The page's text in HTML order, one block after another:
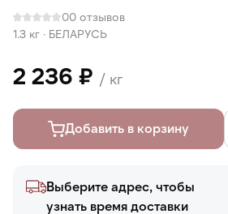
00 отзывов
1.3 кг · БЕЛАРУСЬ
2 236 ₽ / кг
Добавить в корзину
Выберите адрес, чтобы
узнать время доставки